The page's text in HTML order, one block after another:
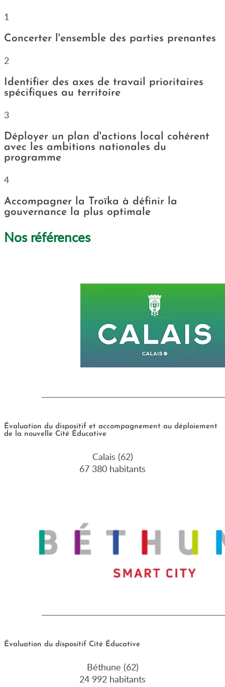
1
Concerter l'ensemble des parties prenantes
2
Identifier des axes de travail prioritaires
spécifiques au territoire
3
Déployer un plan d'actions local cohérent
avec les ambitions nationales du
programme
4
Accompagner la Troïka à définir la
gouvernance la plus optimale
Nos références
Évaluation du dispositif et accompagnement au déploiement
de la nouvelle Cité Éducative
Calais (62)
67 380 habitants
Évaluation du dispositif Cité Éducative
Béthune (62)
24 992 habitants